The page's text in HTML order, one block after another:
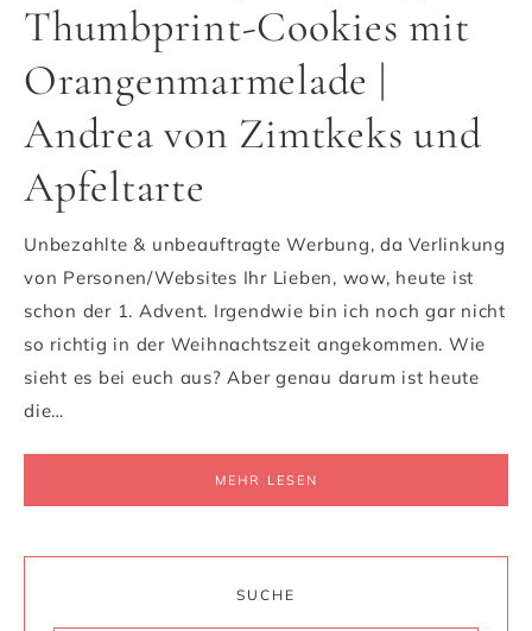
Thumbprint-Cookies mit
Orangenmarmelade |
Andrea von Zimtkeks und
Apfeltarte
Unbezahlte & unbeauftragte Werbung, da Verlinkung
von Personen/Websites Ihr Lieben, wow, heute ist
schon der 1. Advent. Irgendwie bin ich noch gar nicht
so richtig in der Weihnachtszeit angekommen. Wie
sieht es bei euch aus? Aber genau darum ist heute
die…
MEHR LESEN
SUCHE